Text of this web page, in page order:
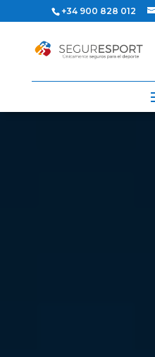
+34 900 828 012